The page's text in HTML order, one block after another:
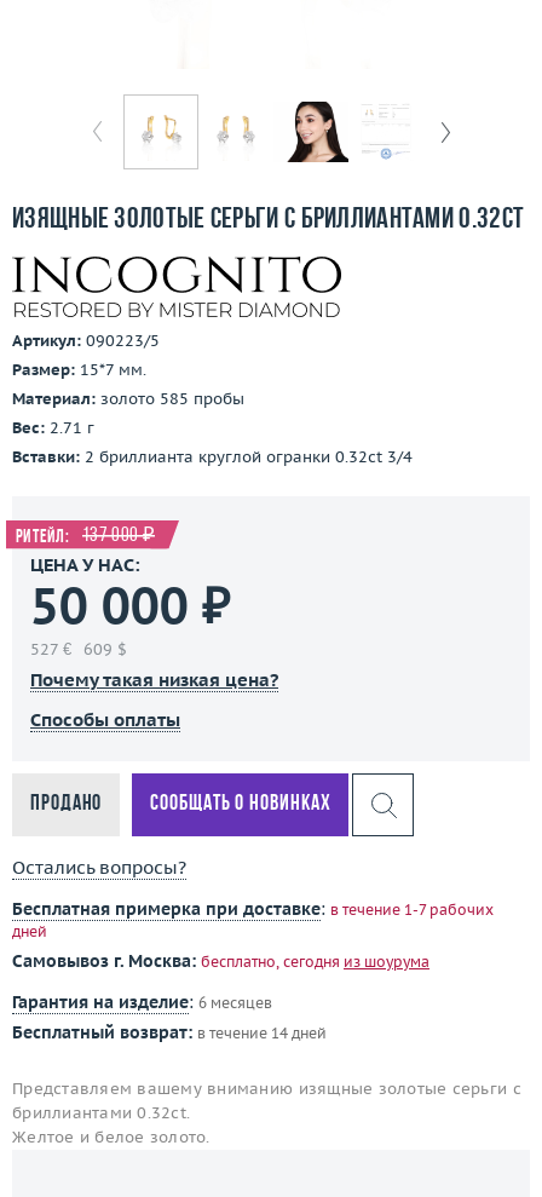
О компании
3D-тур по шоуруму
Изящные золотые серьги с бриллиантами 0.32ct
Артикул: 090223/5
Размер: 15*7 мм.
Материал: золото 585 пробы
Вес: 2.71 г
Вставки: 2 бриллианта круглой огранки 0.32ct 3/4
Ритейл: 137 000 ₽
ЦЕНА У НАС:
50 000 ₽
527 € 609 $
Почему такая низкая цена?
Способы оплаты
Продано Сообщать о новинках
Остались вопросы?
Бесплатная примерка при доставке: в течение 1-7 рабочих
дней
Самовывоз г. Москва: бесплатно, сегодня из шоурума
Гарантия на изделие: 6 месяцев
Бесплатный возврат: в течение 14 дней
Представляем вашему вниманию изящные золотые серьги с
бриллиантами 0.32ct.
Желтое и белое золото.